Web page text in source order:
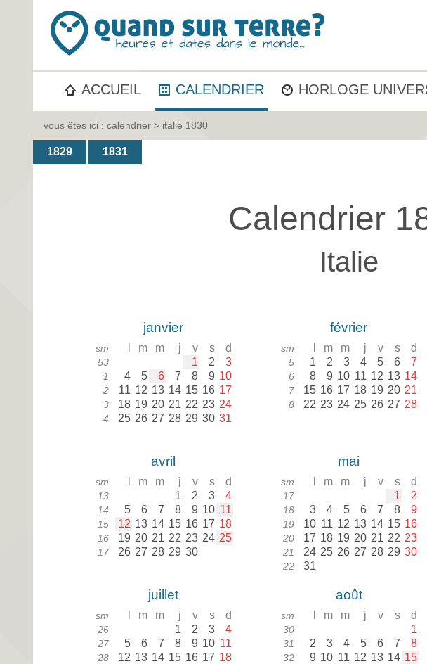
ACCUEIL CALENDRIER HORLOGE
vous êtes ici : calendrier > italie 1830
1829 1831
Calendrier
Italie
janvier
sm m m j v s d
53 1 2 3
1 4 5 6 7 8 9 10
2 11 12 13 14 15 16 17
3 18 19 20 21 22 23 24
4 25 26 27 28 29 30 31
février
sm m m j v s d
5 1 2 3 4 5 6 7
6 8 9 10 11 12 13 14
7 15 16 17 18 19 20 21
8 22 23 24 25 26 27 28
avril
sm m m j v s d
13 1 2 3 4
14 5 6 7 8 9 10 11
15 12 13 14 15 16 17 18
16 19 20 21 22 23 24 25
17 26 27 28 29 30
mai
sm m m j v s d
17 1 2
18 3 4 5 6 7 8 9
19 10 11 12 13 14 15 16
20 17 18 19 20 21 22 23
21 24 25 26 27 28 29 30
22 31
juillet
sm m m j v s d
26 1 2 3 4
27 5 6 7 8 9 10 11
28 12 13 14 15 16 17 18
août
sm m m j v s d
30 1
31 2 3 4 5 6 7 8
32 9 10 11 12 13 14 15